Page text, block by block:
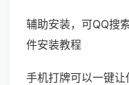
辅助安装，可QQ搜
件安装教程
手机打牌可以一键让